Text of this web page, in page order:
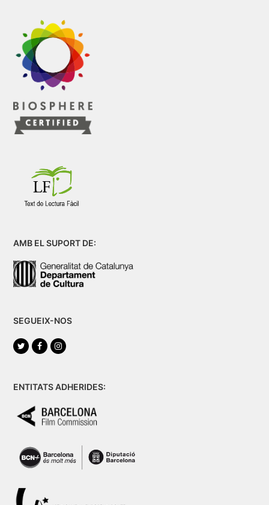
AMB EL SUPORT DE:
SEGUEIX-NOS
TwitterFacebookInstagram
ENTITATS ADHERIDES: